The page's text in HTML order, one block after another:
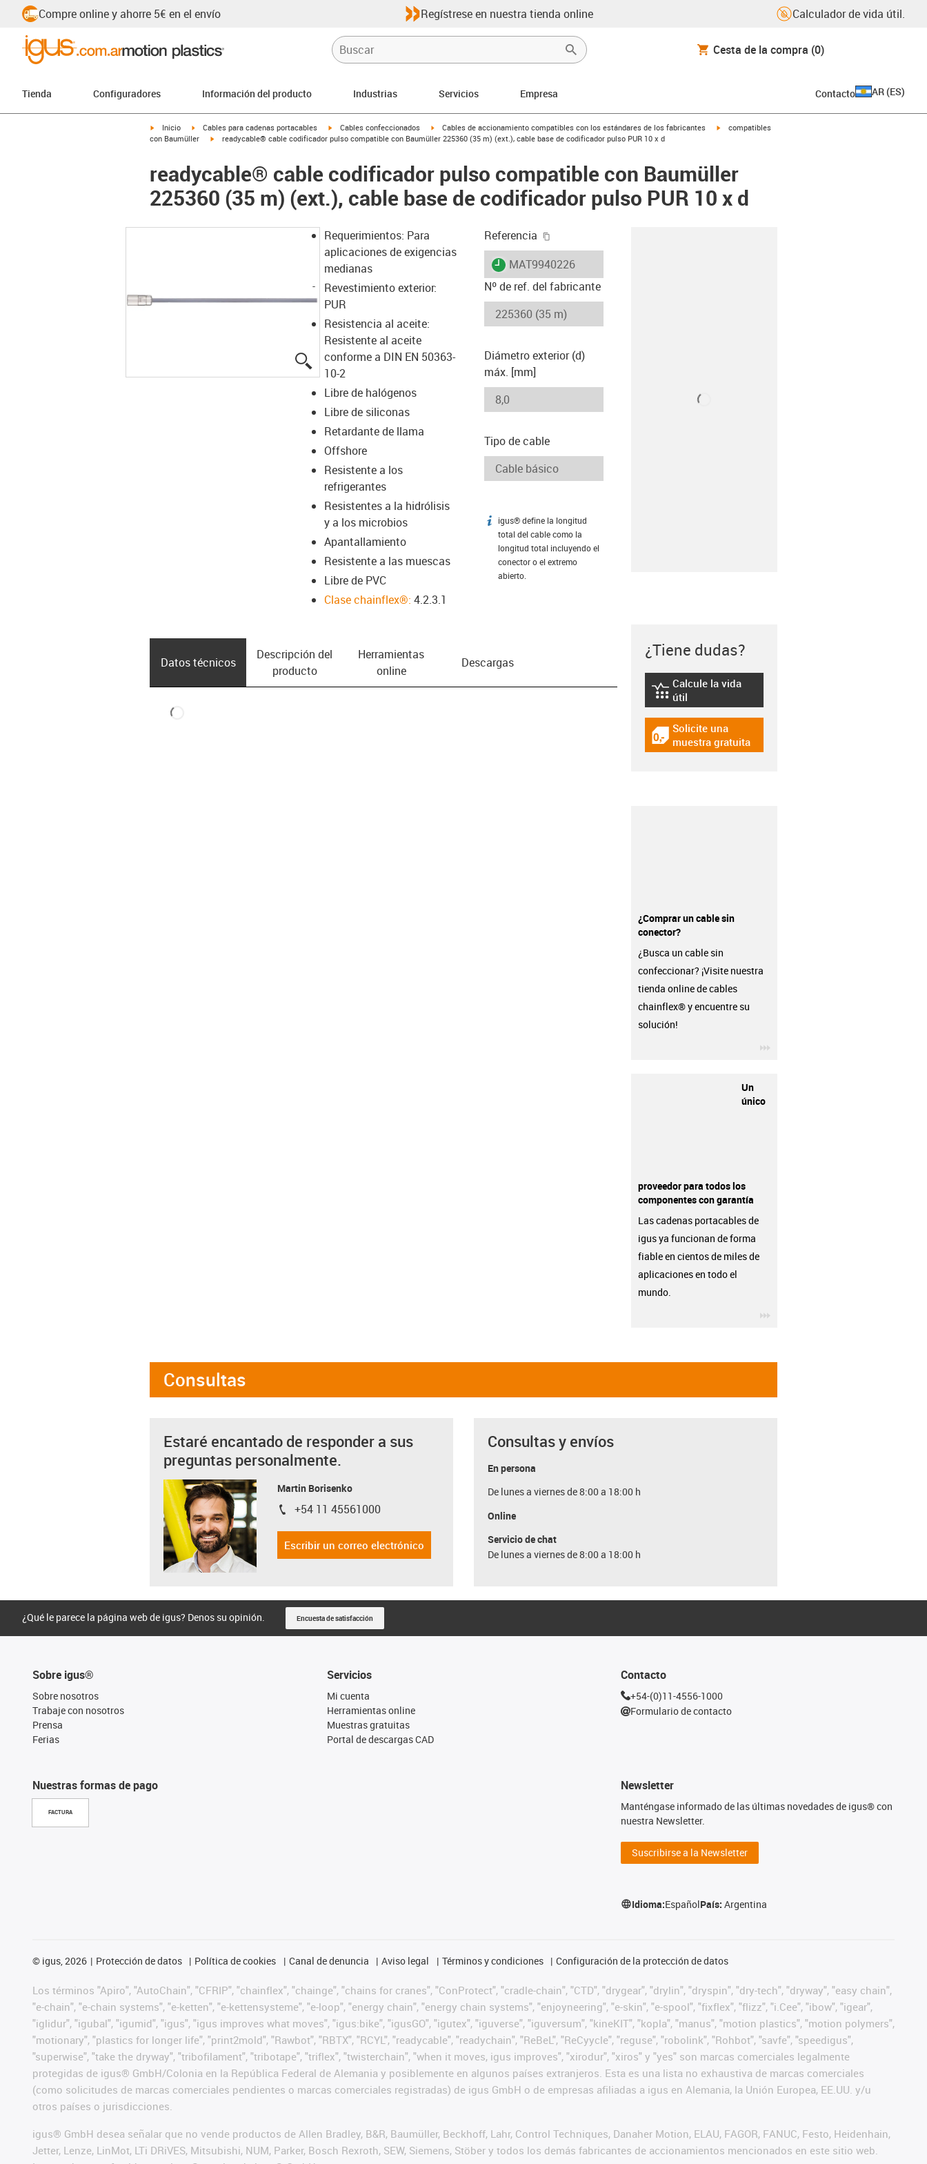
Compre online y ahorre 5€ en el envío Regístrese en nuestra tienda online Calculador de vida útil.
Cesta de la compra (0)
Tienda Configuradores Información del producto Industrias Servicios Empresa Contacto AR (ES)
igus-icon-arrow-right
Inicio igus-icon-arrow-right
Cables para cadenas portacables igus-icon-arrow-right
Cables confeccionados igus-icon-arrow-right
Cables de accionamiento compatibles con los estándares de los fabricantes igus-icon-arrow-right
compatibles
con Baumüller
igus-icon-arrow-right
readycable® cable codificador pulso compatible con Baumüller 225360 (35 m) (ext.), cable base de codificador pulso PUR 10 x d
readycable® cable codificador pulso compatible con Baumüller
225360 (35 m) (ext.), cable base de codificador pulso PUR 10 x d
igus-icon-lupe
Requerimientos: Para
aplicaciones de exigencias
medianas
Revestimiento exterior:
PUR
Resistencia al aceite:
Resistente al aceite
conforme a DIN EN 50363-
10-2
Libre de halógenos
Libre de siliconas
Retardante de llama
Offshore
Resistente a los
refrigerantes
Resistentes a la hidrólisis
y a los microbios
Apantallamiento
Resistente a las muescas
Libre de PVC
Clase chainflex®: 4.2.3.1
Referencia
igus-icon-lieferzeit
MAT9940226
Nº de ref. del fabricante
Diámetro exterior (d)
máx. [mm]
Tipo de cable
igus-icon-info
igus® define la longitud
total del cable como la
longitud total incluyendo el
conector o el extremo
abierto.
Datos técnicos
Descripción del
producto
Herramientas
online
Descargas
¿Tiene dudas?
igus-icon-lebensdauerrechner
Calcule la vida
útil
igus-icon-gratismuster
Solicite una
muestra gratuita
¿Comprar un cable sin
conector?
¿Busca un cable sin
confeccionar? ¡Visite nuestra
tienda online de cables
chainflex® y encuentre su
solución!
Un
único
proveedor para todos los
componentes con garantía
Las cadenas portacables de
igus ya funcionan de forma
fiable en cientos de miles de
aplicaciones en todo el
mundo.
Consultas
Estaré encantado de responder a sus
preguntas personalmente.
Martin Borisenko
igus-icon-phone
+54 11 45561000
Escribir un correo electrónico
Consultas y envíos
En persona
De lunes a viernes de 8:00 a 18:00 h
Online
Servicio de chat
De lunes a viernes de 8:00 a 18:00 h
¿Qué le parece la página web de igus? Denos su opinión. Encuesta de satisfacción
Sobre igus®
Sobre nosotros
Trabaje con nosotros
Prensa
Ferias
Nuestras formas de pago
FACTURA
Servicios
Mi cuenta
Herramientas online
Muestras gratuitas
Portal de descargas CAD
Contacto
+54-(0)11-4556-1000
Formulario de contacto
Newsletter
Manténgase informado de las últimas novedades de igus® con
nuestra Newsletter.
Suscribirse a la Newsletter
Idioma:EspañolPaís:Argentina
© igus, 2026 Protección de datos Política de cookies Canal de denuncia Aviso legal Términos y condiciones Configuración de la protección de datos
Los términos "Apiro", "AutoChain", "CFRIP", "chainflex", "chainge", "chains for cranes", "ConProtect", "cradle-chain", "CTD", "drygear", "drylin", "dryspin", "dry-tech", "dryway", "easy chain",
"e-chain", "e-chain systems", "e-ketten", "e-kettensysteme", "e-loop", "energy chain", "energy chain systems", "enjoyneering", "e-skin", "e-spool", "fixflex", "flizz", "i.Cee", "ibow", "igear",
"iglidur", "igubal", "igumid", "igus", "igus improves what moves", "igus:bike", "igusGO", "igutex", "iguverse", "iguversum", "kineKIT", "kopla", "manus", "motion plastics", "motion polymers",
"motionary", "plastics for longer life", "print2mold", "Rawbot", "RBTX", "RCYL", "readycable", "readychain", "ReBeL", "ReCyycle", "reguse", "robolink", "Rohbot", "savfe", "speedigus",
"superwise", "take the dryway", "tribofilament", "tribotape", "triflex", "twisterchain", "when it moves, igus improves", "xirodur", "xiros" y "yes" son marcas comerciales legalmente
protegidas de igus® GmbH/Colonia en la República Federal de Alemania y posiblemente en algunos países extranjeros. Esta es una lista no exhaustiva de marcas comerciales
(como solicitudes de marcas comerciales pendientes o marcas comerciales registradas) de igus GmbH o de empresas afiliadas a igus en Alemania, la Unión Europea, EE.UU. y/u
otros países o jurisdicciones.
igus® GmbH desea señalar que no vende productos de Allen Bradley, B&R, Baumüller, Beckhoff, Lahr, Control Techniques, Danaher Motion, ELAU, FAGOR, FANUC, Festo, Heidenhain,
Jetter, Lenze, LinMot, LTi DRiVES, Mitsubishi, NUM, Parker, Bosch Rexroth, SEW, Siemens, Stöber y todos los demás fabricantes de accionamientos mencionados en este sitio web.